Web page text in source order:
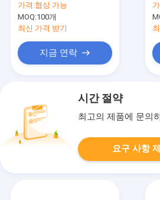
가격:협상 가능
MOQ:100개
최신 가격 받기
지금 연락
시간 절약
최고의 제품에 문의
요구 사항